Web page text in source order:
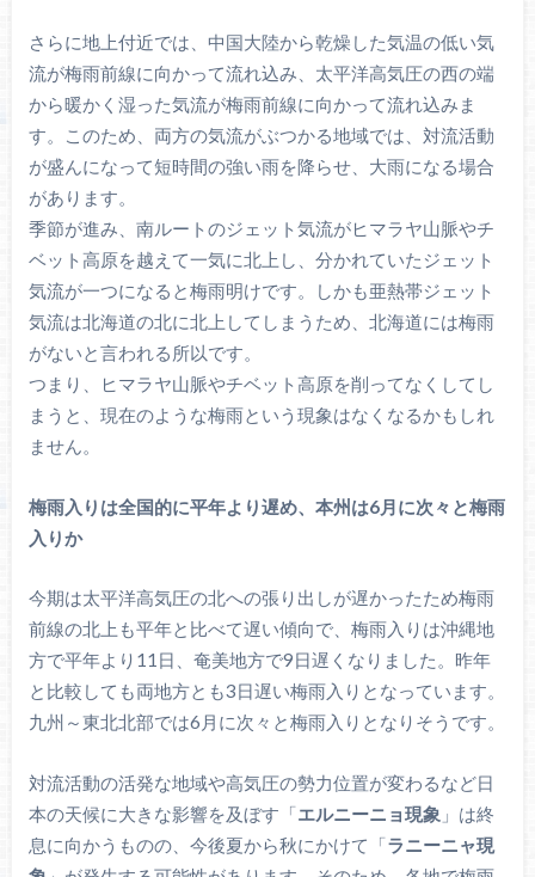
さらに地上付近では、中国大陸から乾燥した気温の低い気
流が梅雨前線に向かって流れ込み、太平洋高気圧の西の端
から暖かく湿った気流が梅雨前線に向かって流れ込みま
す。このため、両方の気流がぶつかる地域では、対流活動
が盛んになって短時間の強い雨を降らせ、大雨になる場合
があります。
季節が進み、南ルートのジェット気流がヒマラヤ山脈やチ
ベット高原を越えて一気に北上し、分かれていたジェット
気流が一つになると梅雨明けです。しかも亜熱帯ジェット
気流は北海道の北に北上してしまうため、北海道には梅雨
がないと言われる所以です。
つまり、ヒマラヤ山脈やチベット高原を削ってなくしてし
まうと、現在のような梅雨という現象はなくなるかもしれ
ません。
梅雨入りは全国的に平年より遅め、本州は6月に次々と梅雨
入りか
今期は太平洋高気圧の北への張り出しが遅かったため梅雨
前線の北上も平年と比べて遅い傾向で、梅雨入りは沖縄地
方で平年より11日、奄美地方で9日遅くなりました。昨年
と比較しても両地方とも3日遅い梅雨入りとなっています。
九州～東北北部では6月に次々と梅雨入りとなりそうです。
対流活動の活発な地域や高気圧の勢力位置が変わるなど日
本の天候に大きな影響を及ぼす「エルニーニョ現象 」は終
息に向かうものの、今後夏から秋にかけて「ラニーニャ現